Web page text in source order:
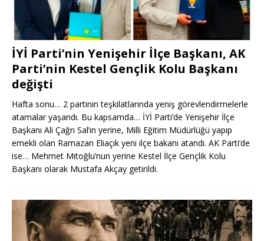
İYİ Parti’nin Yenişehir İlçe Başkanı, AK
Parti’nin Kestel Gençlik Kolu Başkanı
değişti
Hafta sonu… 2 partinin teşkilatlarında yeniş görevlendirmelerle
atamalar yaşandı. Bu kapsamda… İYİ Parti’de Yenişehir İlçe
Başkanı Ali Çağrı Sal’ın yerine, Milli Eğitim Müdürlüğü yapıp
emekli olan Ramazan Eliaçık yeni ilçe bakanı atandı. AK Parti’de
ise… Mehmet Mıtoğlu’nun yerine Kestel İlçe Gençlik Kolu
Başkanı olarak Mustafa Akçay getirildi.